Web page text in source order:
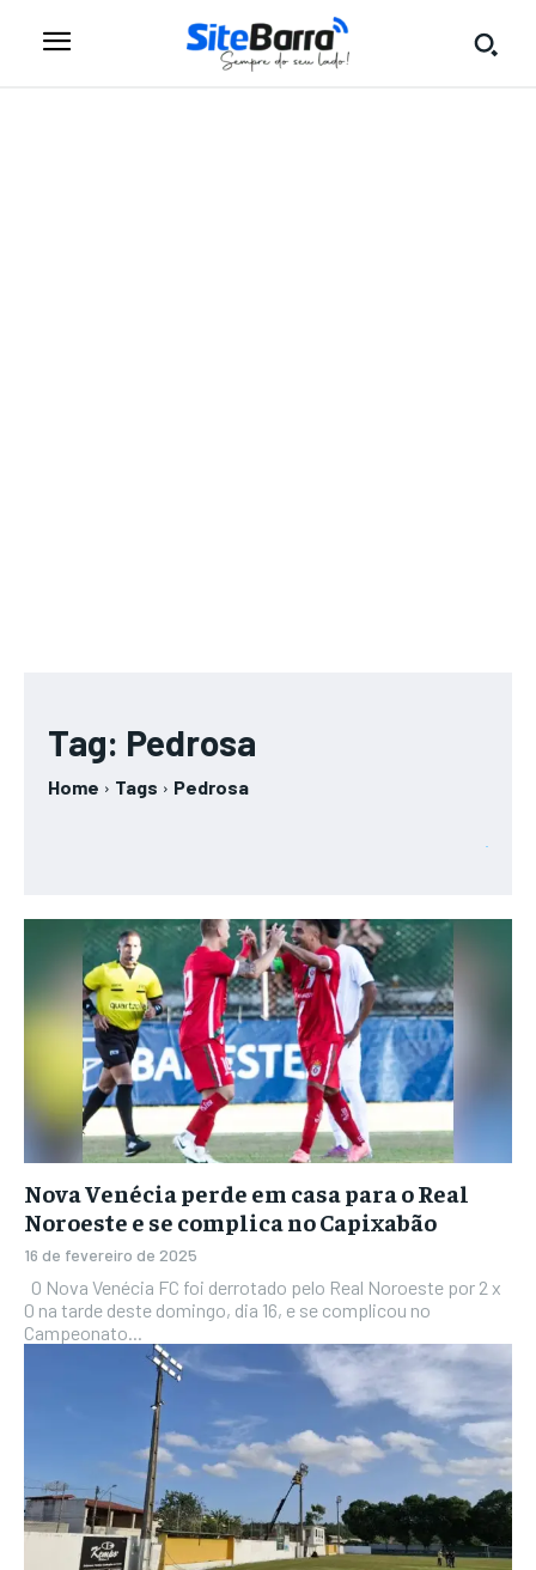
Tag: Pedrosa
Home Tags Pedrosa
Nova Venécia perde em casa para o Real
Noroeste e se complica no Capixabão
16 de fevereiro de 2025
0 na tarde deste domingo, dia 16, e se complicou no
Campeonato...